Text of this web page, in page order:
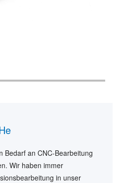
Bedarf an CNC-Bearbeitung
Wir haben immer
in unser